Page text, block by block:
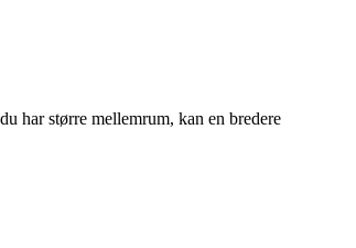
har større mellemrum, kan en bredere